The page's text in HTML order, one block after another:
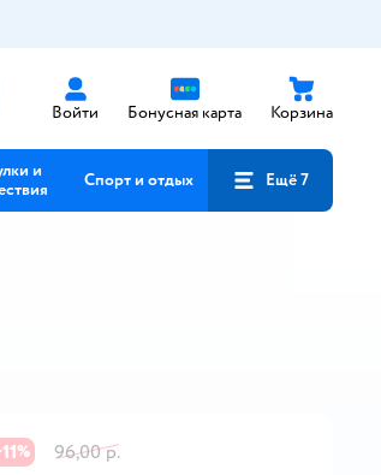
Войти Бонусная карта Корзина
и
Спорт и отдых Ещё 7
11%
96,00 р.